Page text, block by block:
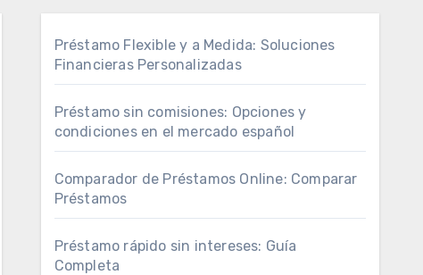
Préstamo Flexible y a Medida: Soluciones
Financieras Personalizadas
Préstamo sin comisiones: Opciones y
condiciones en el mercado español
Comparador de Préstamos Online: Comparar
Préstamos
Préstamo rápido sin intereses: Guía
Completa